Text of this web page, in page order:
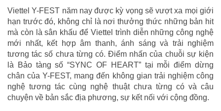
Viettel Y-FEST năm nay được kỳ vọng sẽ vượt xa mọi giới
hạn trước đó, không chỉ là nơi thưởng thức những bản hit
mà còn là sân khấu để Viettel trình diễn những công nghệ
mới nhất, kết hợp âm thanh, ánh sáng và trải nghiệm
tương tác số chưa từng có. Điểm nhấn của chuỗi sự kiện
là Bảo tàng số “SYNC OF HEART” tại mỗi điểm dừng
chân của Y-FEST, mang đến không gian trải nghiệm công
nghệ tương tác cùng nghệ thuật chưa từng có và câu
chuyện về bản sắc địa phương, sự kết nối với cộng đồng.